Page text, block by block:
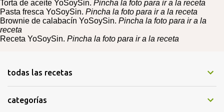
Torta de aceite YoSoySin. Pincha la foto para ir a la receta
Pasta fresca YoSoySin. Pincha la foto para ir a la receta
Brownie de calabacín YoSoySin. Pincha la foto para ir a la
receta
Receta YoSoySin. Pincha la foto para ir a la receta
todas las recetas
categorías